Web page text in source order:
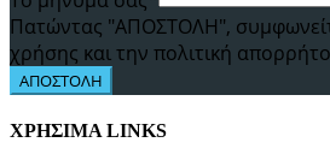
Πατώντας "ΑΠΟΣΤΟΛΗ",
χρήσης και την πολιτική
ΑΠΟΣΤΟΛΗ
ΧΡΗΣΙΜΑ LINKS